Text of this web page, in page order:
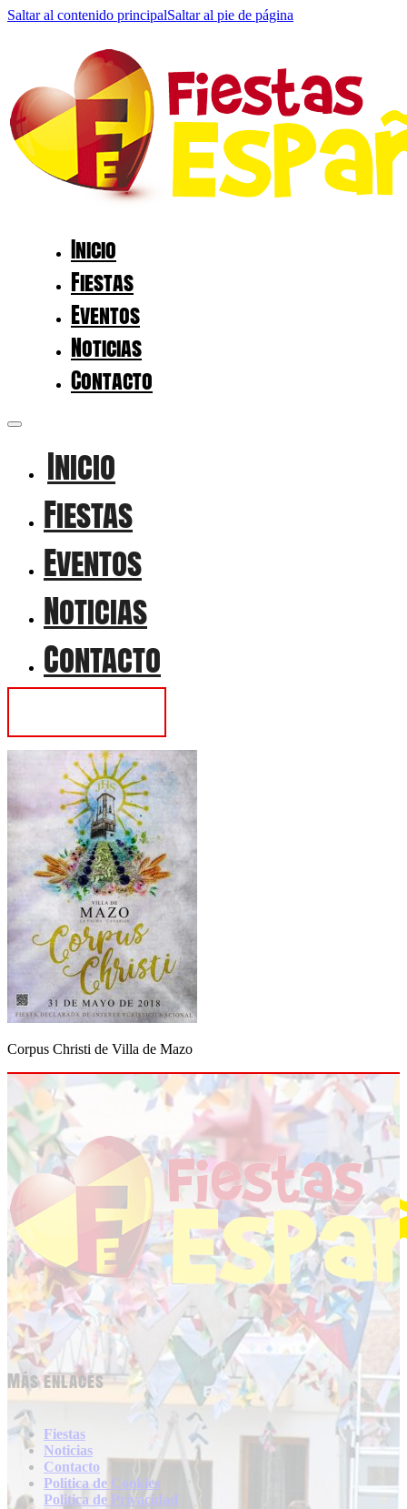
Saltar al contenido principalSaltar al pie de página
Inicio
Fiestas
Eventos
Noticias
Contacto
Inicio
Fiestas
Eventos
Noticias
Contacto
Corpus Christi de Villa de Mazo
Más enlaces
Fiestas
Noticias
Contacto
Politica de Cookies
Politica de Privacidad